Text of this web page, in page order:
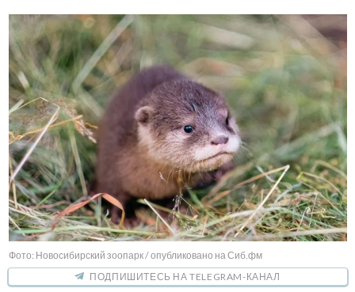
Фото: Новосибирский зоопарк / опубликовано на Сиб.фм
ПОДПИШИТЕСЬ НА TELEGRAM-КАНАЛ